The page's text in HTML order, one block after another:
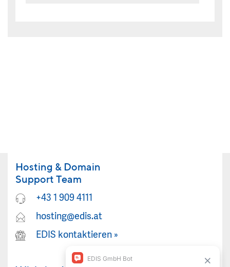
Hosting & Domain
Support Team
+43 1 909 4111
hosting@edis.at
EDIS kontaktieren »